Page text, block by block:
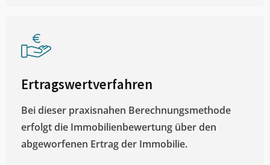
Ertragswertverfahren
Bei dieser praxisnahen Berechnungsmethode
erfolgt die Immobilienbewertung über den
abgeworfenen Ertrag der Immobilie.